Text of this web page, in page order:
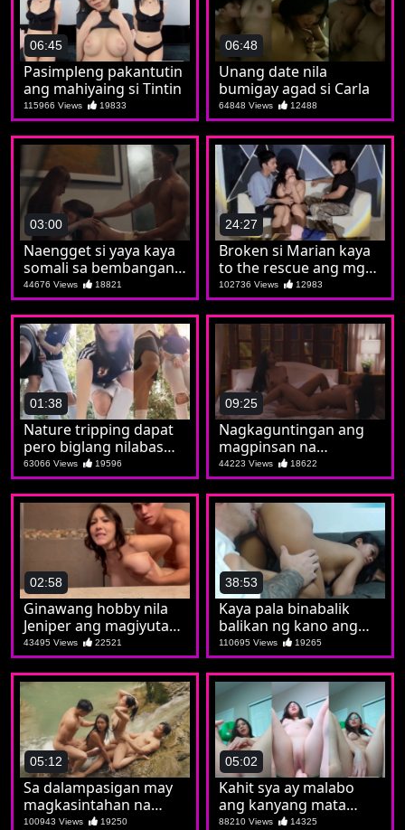
06:45
Pasimpleng pakantutin
ang mahiyaing si Tintin
115966 Views 19833
06:48
Unang date nila
bumigay agad si Carla
64848 Views 12488
03:00
Naengget si yaya kaya
somali sa bembangan
nila koya
44676 Views 18821
24:27
Broken si Marian kaya
to the rescue ang mga
kaibigan
102736 Views 12983
01:38
Nature tripping dapat
pero biglang nilabas
ang burat napasubo
tuloy si Kat
63066 Views 19596
09:25
Nagkaguntingan ang
magpinsan na
parehong iniwanan
44223 Views 18622
02:58
Ginawang hobby nila
Jeniper ang magiyutan
bago magshower
43495 Views 22521
38:53
Kaya pala binabalik
balikan ng kano ang
putahe ni Aiko
110695 Views 19265
05:12
Sa dalampasigan may
magkasintahan na
nagpalitan sa iyutan
100943 Views 19250
05:02
Kahit sya ay malabo
ang kanyang mata
malinaw naman sayo
88210 Views 14325